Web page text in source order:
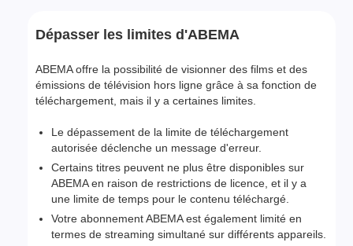
Dépasser les limites d'ABEMA
ABEMA offre la possibilité de visionner des films et des
émissions de télévision hors ligne grâce à sa fonction de
téléchargement, mais il y a certaines limites.
Le dépassement de la limite de téléchargement
autorisée déclenche un message d'erreur.
Certains titres peuvent ne plus être disponibles sur
ABEMA en raison de restrictions de licence, et il y a
une limite de temps pour le contenu téléchargé.
Votre abonnement ABEMA est également limité en
termes de streaming simultané sur différents appareils.